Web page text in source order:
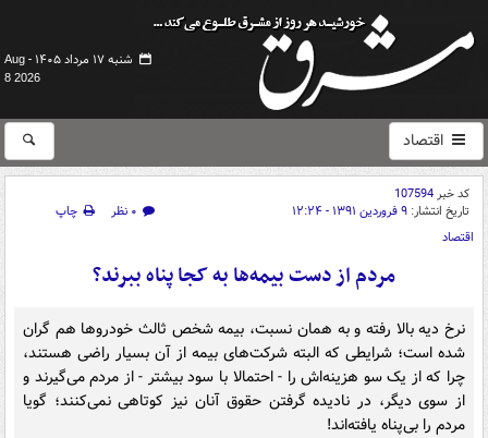
شنبه ۱۷ مرداد ۱۴۰۵ -
Aug
8 2026
اقتصاد
کد خبر107594
تاریخ انتشار: ۹ فروردین ۱۳۹۱ - ۱۲:۲۴ ۰ نظر
چاپ
اقتصاد
مردم از دست بیمه‌ها به کجا پناه ببرند؟
نرخ دیه بالا رفته و به‌‌ همان نسبت، بیمه شخص ثالث خودرو‌ها هم گران
شده است؛ شرایطی که البته شرکت‌های بیمه از آن بسیار راضی هستند،
چرا که از یک سو هزینه‌اش را - احتمالا با سود بیشتر - از مردم می‌گیرند و
از سوی دیگر، در نادیده گرفتن حقوق آنان نیز کوتاهی نمی‌کنند؛ گویا
مردم را بی‌پناه یافته‌اند!